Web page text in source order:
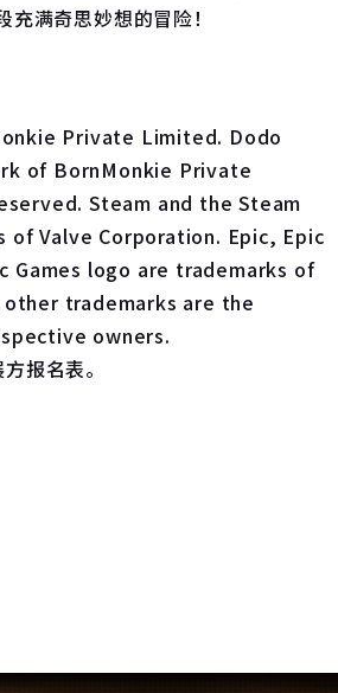
满奇思妙想的冒险！
Private Limited. Dodo
of BornMonkie Private
Steam and the Steam
of Valve Corporation. Epic, Epic
Games logo are trademarks of
other trademarks are the
owners.
报名表。